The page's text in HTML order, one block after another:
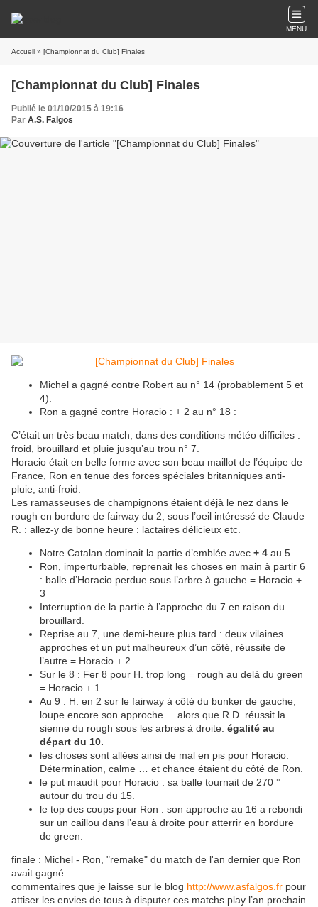
MENU
Accueil » [Championnat du Club] Finales
[Championnat du Club] Finales
Publié le 01/10/2015 à 19:16
Par A.S. Falgos
Michel a gagné contre Robert au n° 14 (probablement 5 et
4).
Ron a gagné contre Horacio : + 2 au n° 18 :
C’était un très beau match, dans des conditions météo difficiles :
froid, brouillard et pluie jusqu’au trou n° 7.
Horacio était en belle forme avec son beau maillot de l’équipe de
France, Ron en tenue des forces spéciales britanniques anti-
pluie, anti-froid.
Les ramasseuses de champignons étaient déjà le nez dans le
rough en bordure de fairway du 2, sous l’oeil intéressé de Claude
R. : allez-y de bonne heure : lactaires délicieux etc.
Notre Catalan dominait la partie d’emblée avec + 4 au 5.
Ron, imperturbable, reprenait les choses en main à partir 6
: balle d’Horacio perdue sous l’arbre à gauche = Horacio +
3
Interruption de la partie à l’approche du 7 en raison du
brouillard.
Reprise au 7, une demi-heure plus tard : deux vilaines
approches et un put malheureux d’un côté, réussite de
l’autre = Horacio + 2
Sur le 8 : Fer 8 pour H. trop long = rough au delà du green
= Horacio + 1
Au 9 : H. en 2 sur le fairway à côté du bunker de gauche,
loupe encore son approche ... alors que R.D. réussit la
sienne du rough sous les arbres à droite. égalité au
départ du 10.
les choses sont allées ainsi de mal en pis pour Horacio.
Détermination, calme … et chance étaient du côté de Ron.
le put maudit pour Horacio : sa balle tournait de 270 °
autour du trou du 15.
le top des coups pour Ron : son approche au 16 a rebondi
sur un caillou dans l’eau à droite pour atterrir en bordure
de green.
finale : Michel - Ron, "remake" du match de l'an dernier que Ron
avait gagné …
commentaires que je laisse sur le blog http://www.asfalgos.fr pour
attiser les envies de tous à disputer ces matchs play l’an prochain